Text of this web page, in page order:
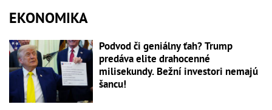
EKONOMIKA
Podvod či geniálny ťah? Trump
predáva elite drahocenné
milisekundy. Bežní investori nemajú
šancu!